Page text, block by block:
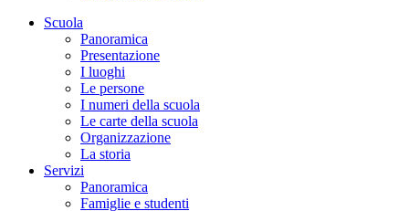
Scuola
Panoramica
Presentazione
I luoghi
Le persone
I numeri della scuola
Le carte della scuola
Organizzazione
La storia
Servizi
Panoramica
Famiglie e studenti